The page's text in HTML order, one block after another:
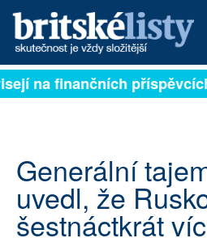
PŘIHLÁSIT
ARCHIV
ROZHOVORY
TÉMATA
na finančních
Generální
uvedl, že
šestnáctkrát